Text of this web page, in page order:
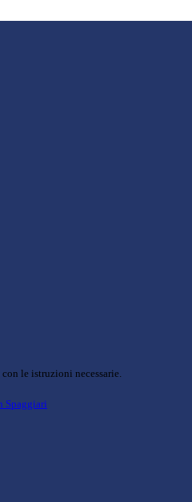
le istruzioni necessarie.
Spaggiari